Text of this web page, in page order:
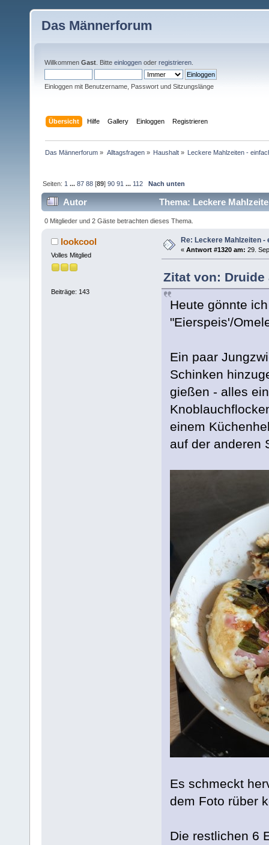
Das Männerforum
Willkommen Gast . Bitte einloggen oder registrieren
Einloggen mit Benutzername, Passwort und Sitzungslänge
Übersicht Hilfe Gallery Einloggen Registrieren
Das Männerforum » Alltagsfragen» Haushalt» Leckere Mahlzeiten -
Seiten: 1 ...87 88 [89]90 91 ... 112 Nach unten
Autor Thema: Leckere
0 Mitglieder und 2 Gäste betrachten dieses Thema.
lookcool
Volles Mitglied
Beiträge: 143
Re: Leckere Mahlzeiten -
« Antwort #1320 am: 29.
Zitat von: Druide
Heute gönnte
"Eierspeis'/
Ein paar
Schinken
gießen - alles
einem
auf der anderen
Es schmeckt
dem Foto rüber
Die restlichen 6